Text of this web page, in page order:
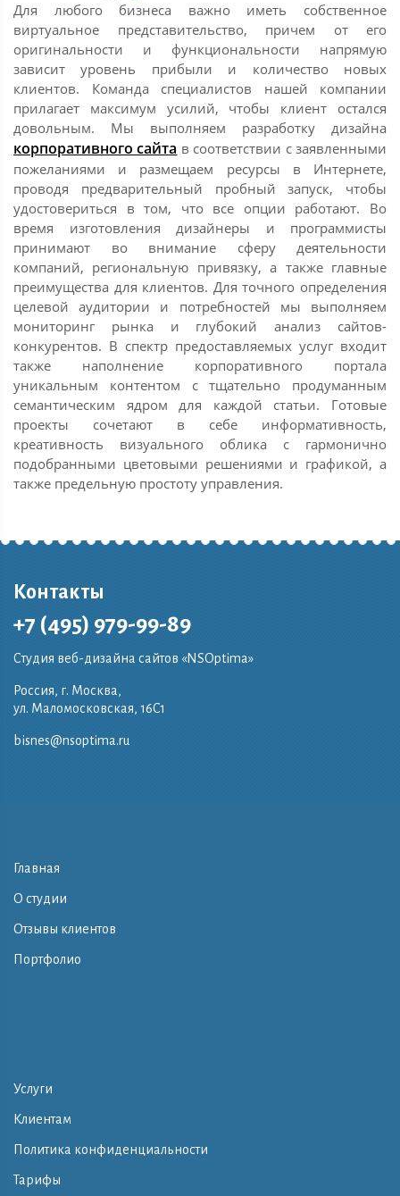
Для любого бизнеса важно иметь собственное
виртуальное представительство, причем от его
оригинальности и функциональности напрямую
зависит уровень прибыли и количество новых
клиентов. Команда специалистов нашей компании
прилагает максимум усилий, чтобы клиент остался
довольным. Мы выполняем разработку дизайна
корпоративного сайта в соответствии с заявленными
пожеланиями и размещаем ресурсы в Интернете,
проводя предварительный пробный запуск, чтобы
удостовериться в том, что все опции работают. Во
время изготовления дизайнеры и программисты
принимают во внимание сферу деятельности
компаний, региональную привязку, а также главные
преимущества для клиентов. Для точного определения
целевой аудитории и потребностей мы выполняем
мониторинг рынка и глубокий анализ сайтов-
конкурентов. В спектр предоставляемых услуг входит
также наполнение корпоративного портала
уникальным контентом с тщательно продуманным
семантическим ядром для каждой статьи. Готовые
проекты сочетают в себе информативность,
креативность визуального облика с гармонично
подобранными цветовыми решениями и графикой, а
также предельную простоту управления.
Контакты
+7 (495) 979-99-89
Студия веб-дизайна сайтов «NSOptima»
Россия, г. Москва,
ул. Маломосковская, 16C1
bisnes@nsoptima.ru
Главная
О студии
Отзывы клиентов
Портфолио
Услуги
Клиентам
Политика конфиденциальности
Тарифы